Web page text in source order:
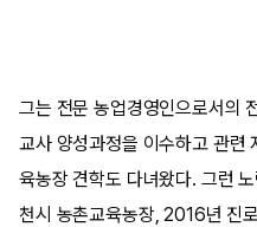
그는 전문 농업경영인으로서의
교사 양성과정을 이수하고 관련
육농장 견학도 다녀왔다. 그런
천시 농촌교육농장, 2016년 진